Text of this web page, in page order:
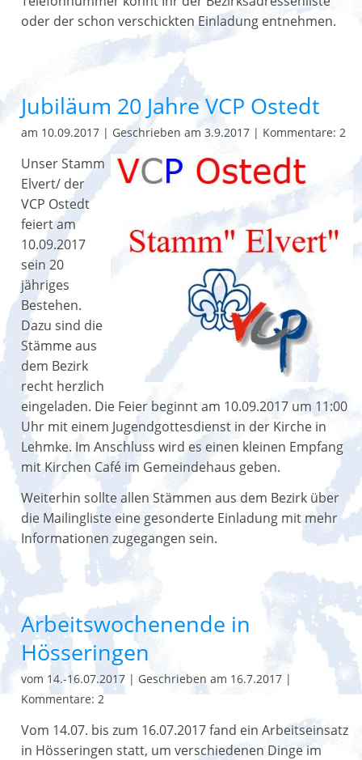
oder der schon verschickten Einladung entnehmen.
Jubiläum 20 Jahre VCP Ostedt
am 10.09.2017 | Geschrieben am 3.9.2017 | Kommentare: 2
Unser Stamm
Elvert/ der
VCP Ostedt
feiert am
10.09.2017
sein 20
jähriges
Bestehen.
Dazu sind die
Stämme aus
dem Bezirk
recht herzlich
eingeladen. Die Feier beginnt am 10.09.2017 um 11:00
Uhr mit einem Jugendgottesdienst in der Kirche in
Lehmke. Im Anschluss wird es einen kleinen Empfang
mit Kirchen Café im Gemeindehaus geben.
Weiterhin sollte allen Stämmen aus dem Bezirk über
die Mailingliste eine gesonderte Einladung mit mehr
Informationen zugegangen sein.
Arbeitswochenende in
Hösseringen
vom 14.-16.07.2017 | Geschrieben am 16.7.2017 |
Kommentare: 2
Vom 14.07. bis zum 16.07.2017 fand ein Arbeitseinsatz
in Hösseringen statt, um verschiedenen Dinge im